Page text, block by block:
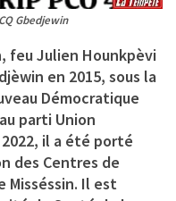
Gbedjewin
feu Julien Hounkpèvi
en 2015, sous la
Démocratique
parti Union
il a été porté
des Centres de
Misséssin. Il est